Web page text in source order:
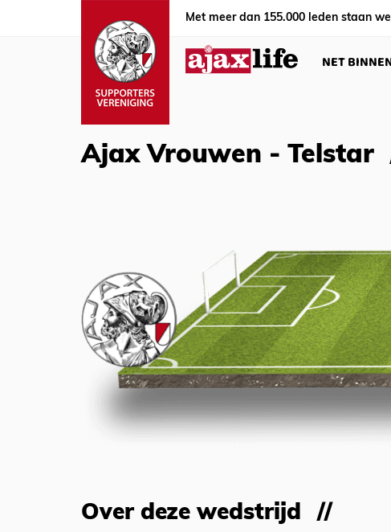
Met meer dan 155.000 leden staan
NET
Ajax Vrouwen - Telstar
Over deze wedstrijd